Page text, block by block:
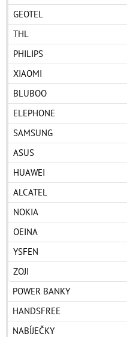
GEOTEL
THL
PHILIPS
XIAOMI
BLUBOO
ELEPHONE
SAMSUNG
ASUS
HUAWEI
ALCATEL
NOKIA
OEINA
YSFEN
ZOJI
POWER BANKY
HANDSFREE
NABÍJEČKY